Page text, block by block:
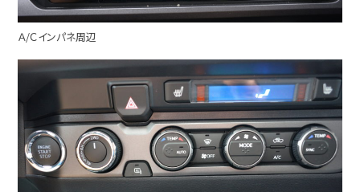
Ａ/Ｃインパネ周辺